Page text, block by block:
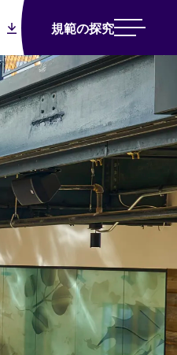
規範の探究